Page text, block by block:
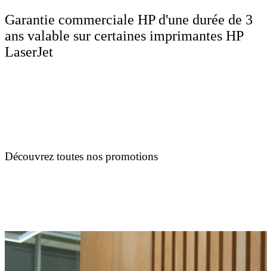
Garantie commerciale HP d'une durée de 3
ans valable sur certaines imprimantes HP
LaserJet
Découvrez toutes nos promotions